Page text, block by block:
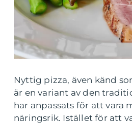
Nyttig pizza, även känd
är en variant av den
har anpassats för att vara
näringsrik. Istället för att